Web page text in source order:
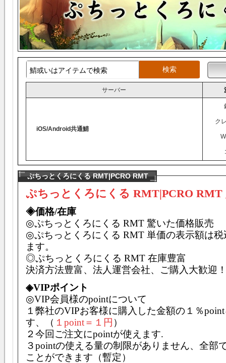
サーバー
iOS/Android共通鯖
ク
ぷちっとくろにくる RMT|PCRO RMT
ぷちっとくろにくる RMT|PCRO RMT
◈価格/在庫
◎ぷちっとくろにくる RMT 驚いた価格販売
◎ぷちっとくろにくる RMT 単価の表示額は
ます。
◎ぷちっとくろにくる RMT 在庫豊富
決済方法豊富、法人運営会社、ご購入大歓迎
◈VIPポイント
◎VIP会員様のpointについて
１弊社のVIPお客様に購入した金額の１％
す、（ １point＝１円 ）
２今回ご注文にpointが使えます.
３pointの使える量の制限がありません、全部
ことができます（暫定）